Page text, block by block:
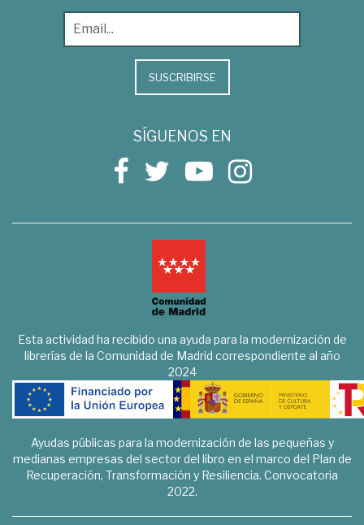
SUSCRIBIRSE
SÍGUENOS EN
Esta actividad ha recibido una ayuda para la modernización de
librerías de la Comunidad de Madrid correspondiente al año
2024
Ayudas públicas para la modernización de las pequeñas y
medianas empresas del sector del libro en el marco del Plan de
Recuperación, Transformación y Resiliencia. Convocatoria
2022.